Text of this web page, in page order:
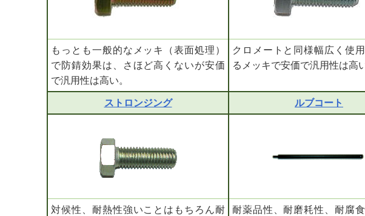
もっとも一般的なメッキ（表面処理）
で防錆効果は、さほど高くないが安価
で汎用性は高い。
クロメートと同様幅広く使
るメッキで安価で汎用性は高い
ストロンジング ルブコート
対候性、耐熱性強いことはもちろん耐
耐薬品性、耐磨耗性、耐腐